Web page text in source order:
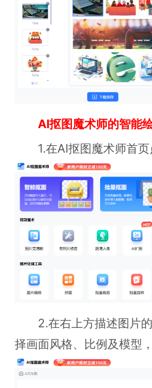
AI抠图魔术师的智能
1.在AI抠图魔术师首页
2.在右上方描述图片的
择画面风格、比例及模型